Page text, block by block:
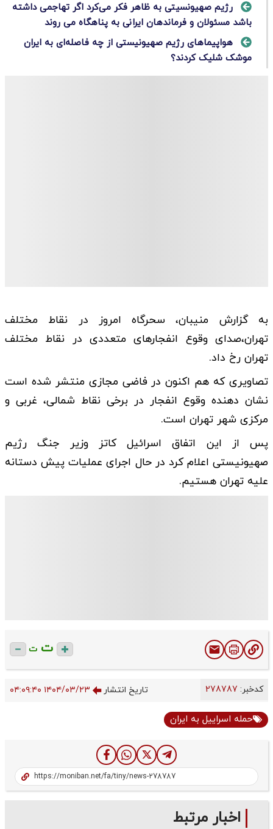
رژیم صهیونسیتی به ظاهر فکر می‌کرد اگر تهاجمی داشته
باشد مسئولان و فرماندهان ایرانی به پناهگاه می روند
هواپیماهای رژیم صهیونیستی از چه فاصله‌ای به ایران
موشک شلیک کردند؟
به گزارش منیبان، سحرگاه امروز در نقاط مختلف
تهران،‌صدای وقوع انفجارهای متعددی در نقاط مختلف
تهران رخ داد.
تصاویری که هم اکنون در فاضی مجازی منتشر شده است
نشان دهنده وقوع انفجار در برخی نقاط شمالی،‌ غربی و
مرکزی شهر تهران است.
پس از این اتفاق اسرائیل کاتز وزیر جنگ رژیم
صهیونیستی اعلام کرد در حال اجرای عملیات پیش دستانه
علیه تهران هستیم.
ت ت
کدخبر: تاریخ انتشار ۱۴۰۴/۰۳/۲۳ ۰۴:۰۹:۴۰
حمله اسراییل به ایران
اخبار مرتبط